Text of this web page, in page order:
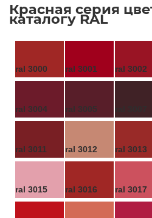
Красная серия
каталогу RAL
ral 3000 ral 3001 ral 3002
ral 3004 ral 3005
ral 3011 ral 3012 ral 3013
ral 3015 ral 3016 ral 3017